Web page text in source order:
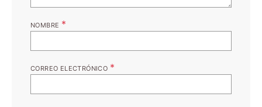
NOMBRE *
CORREO ELECTRÓNICO *